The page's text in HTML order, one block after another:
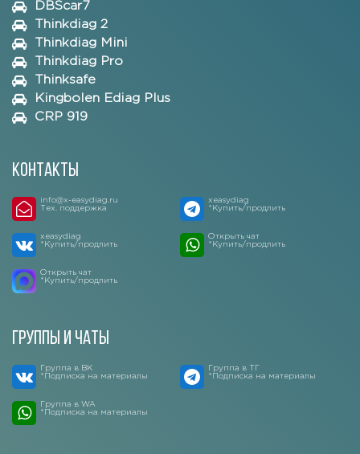
DBScar7
Thinkdiag 2
Thinkdiag Mini
Thinkdiag Pro
Thinksafe
Kingbolen Ediag Plus
CRP 919
Контакты
info@x-easydiag.ru
Тех. поддержка
xeasydiag
*Купить/продлить
xeasydiag
*Купить/продлить
Открыть чат
*Купить/продлить
Открыть чат
*Купить/продлить
Группы и чаты
Группа в ВК
*Подписка на материалы
Группа в ТГ
*Подписка на материалы
Группа в WA
*Подписка на материалы